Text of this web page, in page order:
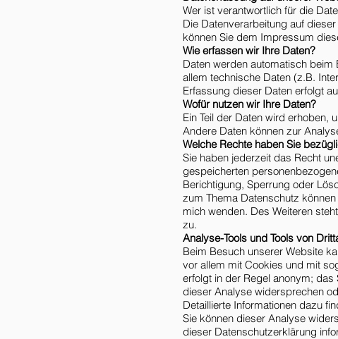
Wer ist verantwortlich für die
Die Datenverarbeitung auf
können Sie dem Impressum
Wie erfassen wir Ihre Daten?
Daten werden automatisch
allem technische Daten (z.B.
Erfassung dieser Daten erfolgt
Wofür nutzen wir Ihre Daten?
Ein Teil der Daten wird erhoben,
Andere Daten können zur
Welche Rechte haben Sie
Sie haben jederzeit das Recht
gespeicherten
Berichtigung, Sperrung oder
zum Thema Datenschutz
mich wenden. Des Weiteren
zu.
Analyse-Tools und Tools von
Beim Besuch unserer Website
vor allem mit Cookies und mit
erfolgt in der Regel anonym;
dieser Analyse widersprechen
Detaillierte Informationen dazu
Sie können dieser Analyse
dieser Datenschutzerklärung